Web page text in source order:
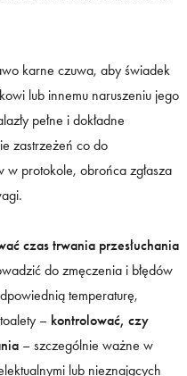
karne czuwa, aby świadek
lub innemu naruszeniu jego
pełne i dokładne
zastrzeżeń co do
w protokole, obrońca zgłasza
czas trwania przesłuchania
do zmęczenia i błędów
temperaturę,
– kontrolować, czy
– szczególnie ważne w
lub nieznających